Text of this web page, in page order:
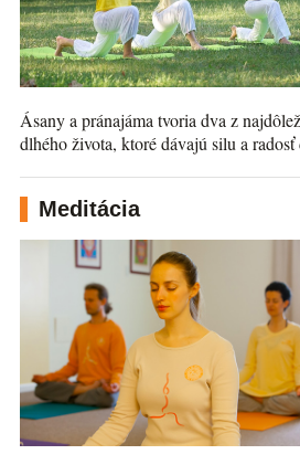
Ásany a pránajáma tvoria dva z
dlhého života, ktoré dávajú silu a radosť
Meditácia